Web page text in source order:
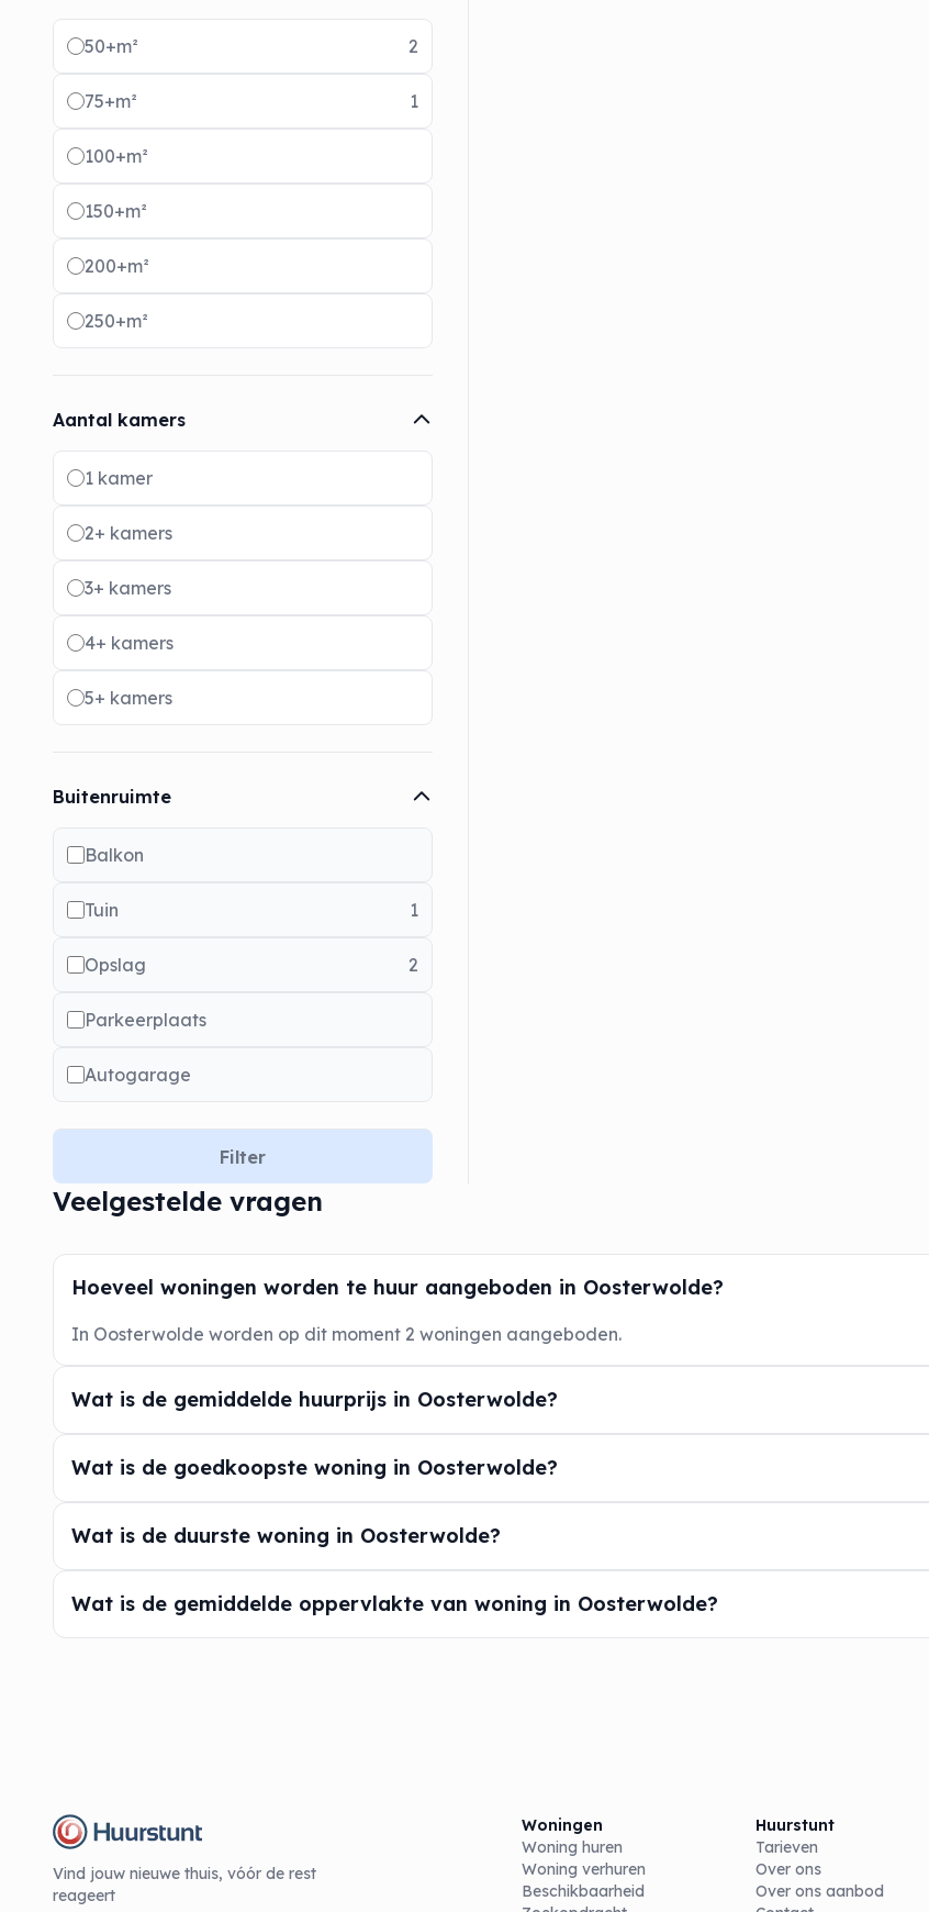
Radio buttons
50+m² 2
75+m² 1
100+m²
150+m²
200+m²
250+m²
Aantal kamers
Radio buttons
1 kamer
2+ kamers
3+ kamers
4+ kamers
5+ kamers
Buitenruimte
Balkon
Tuin 1
Opslag 2
Parkeerplaats
Autogarage
Filter
Veelgestelde vragen
Hoeveel woningen worden te huur aangeboden in Oosterwolde?
In Oosterwolde worden op dit moment 2 woningen aangeboden.
Wat is de gemiddelde huurprijs in Oosterwolde?
Wat is de goedkoopste woning in Oosterwolde?
Wat is de duurste woning in Oosterwolde?
Wat is de gemiddelde oppervlakte van woning in Oosterwolde?
Vind jouw nieuwe thuis, vóór de rest
reageert
Woningen
Woning huren
Woning verhuren
Beschikbaarheid
Huurstunt
Tarieven
Over ons
Over ons aanbod